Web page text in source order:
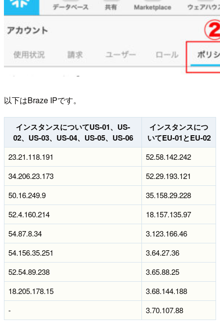
以下はBraze IPです。
インスタンスについてUS-01、US-
02、US-03、US-04、US-05、US-06
インスタンスにつ
いてEU-01とEU-02
23.21.118.191
52.58.142.242
34.206.23.173
52.29.193.121
50.16.249.9
35.158.29.228
52.4.160.214
18.157.135.97
54.87.8.34
3.123.166.46
54.156.35.251
3.64.27.36
52.54.89.238
3.65.88.25
18.205.178.15
3.68.144.188
-
3.70.107.88